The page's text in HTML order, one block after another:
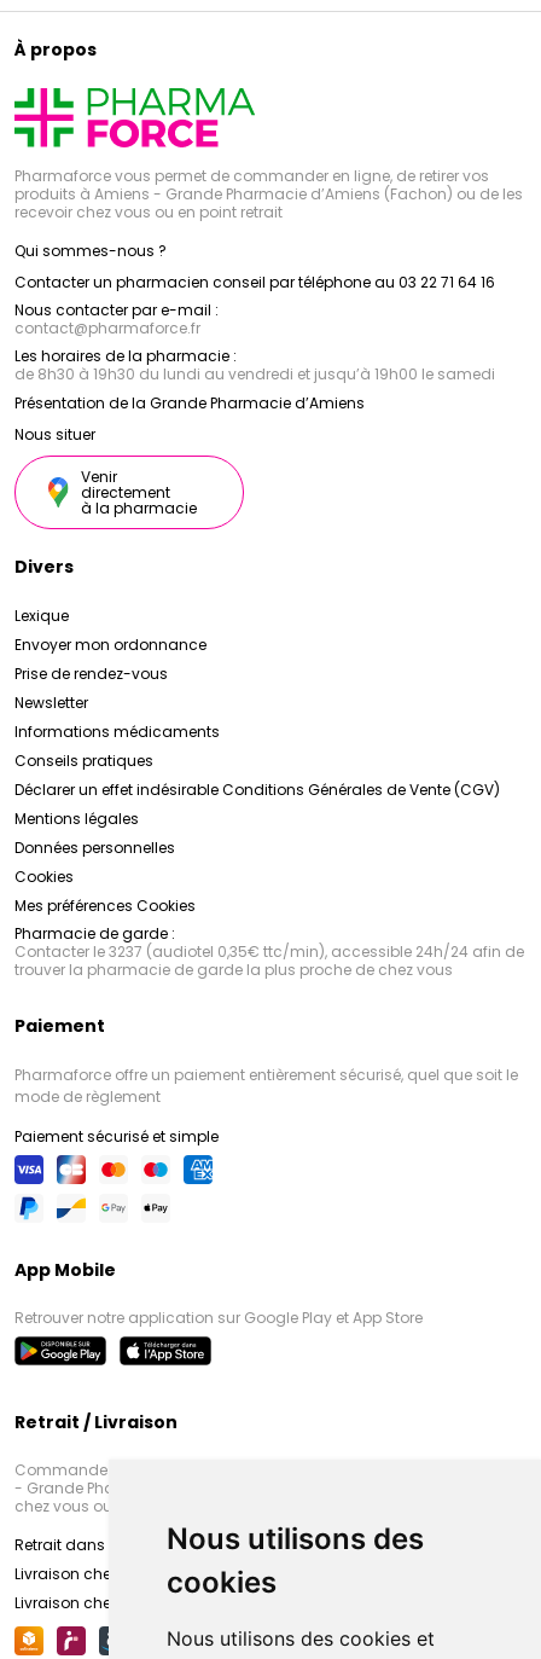
Nous utilisons des
cookies
Nous utilisons des cookies et
À propos
Pharmaforce vous permet de commander en ligne, de retirer vos
produits à Amiens - Grande Pharmacie d’Amiens (Fachon) ou de les
recevoir chez vous ou en point retrait
Qui sommes-nous ?
Contacter un pharmacien conseil par téléphone au 03 22 71 64 16
Nous contacter par e-mail :
contact@pharmaforce.fr
Les horaires de la pharmacie :
de 8h30 à 19h30 du lundi au vendredi et jusqu’à 19h00 le samedi
Présentation de la Grande Pharmacie d’Amiens
Nous situer
Venir
directement
à la pharmacie
Divers
Lexique
Envoyer mon ordonnance
Prise de rendez-vous
Newsletter
Informations médicaments
Conseils pratiques
Déclarer un effet indésirableConditions Générales de Vente (CGV)
Mentions légales
Données personnelles
Cookies
Mes préférences Cookies
Pharmacie de garde :
Contacter le 3237 (audiotel 0,35€ ttc/min), accessible 24h/24 afin de
trouver la pharmacie de garde la plus proche de chez vous
Paiement
Pharmaforce offre un paiement entièrement sécurisé, quel que soit le
mode de règlement
Paiement sécurisé et simple
App Mobile
Retrouver notre application sur Google Play et App Store
Retrait / Livraison
Commandez en ligne et venez chercher votre commande à Amiens
- Grande Pharmacie d’Amiens (Fachon) ou recevez-là rapidement
chez vous ou en point retrait
Retrait dans la pharmacie d’Amiens
Livraison chez vous
Livraison chez votre commerçant